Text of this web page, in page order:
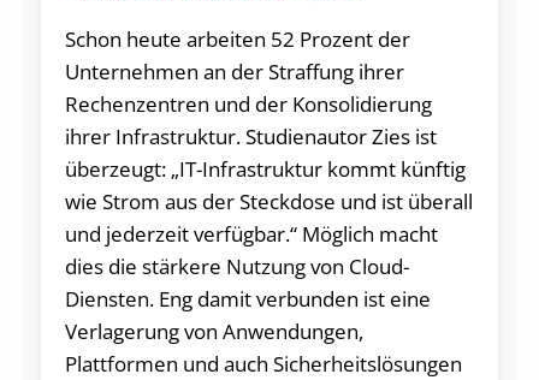
Schon heute arbeiten 52 Prozent der
Unternehmen an der Straffung ihrer
Rechenzentren und der Konsolidierung
ihrer Infrastruktur. Studienautor Zies ist
überzeugt: „IT-Infrastruktur kommt künftig
wie Strom aus der Steckdose und ist überall
und jederzeit verfügbar.“ Möglich macht
dies die stärkere Nutzung von Cloud-
Diensten. Eng damit verbunden ist eine
Verlagerung von Anwendungen,
Plattformen und auch Sicherheitslösungen